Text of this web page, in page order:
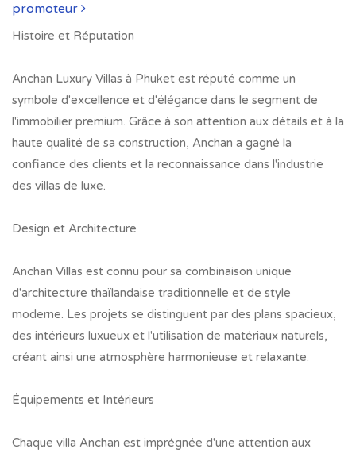
promoteur
Histoire et Réputation
Anchan Luxury Villas à Phuket est réputé comme un
symbole d'excellence et d'élégance dans le segment de
l'immobilier premium. Grâce à son attention aux détails et à la
haute qualité de sa construction, Anchan a gagné la
confiance des clients et la reconnaissance dans l'industrie
des villas de luxe.
Design et Architecture
Anchan Villas est connu pour sa combinaison unique
d'architecture thaïlandaise traditionnelle et de style
moderne. Les projets se distinguent par des plans spacieux,
des intérieurs luxueux et l'utilisation de matériaux naturels,
créant ainsi une atmosphère harmonieuse et relaxante.
Équipements et Intérieurs
Chaque villa Anchan est imprégnée d'une attention aux